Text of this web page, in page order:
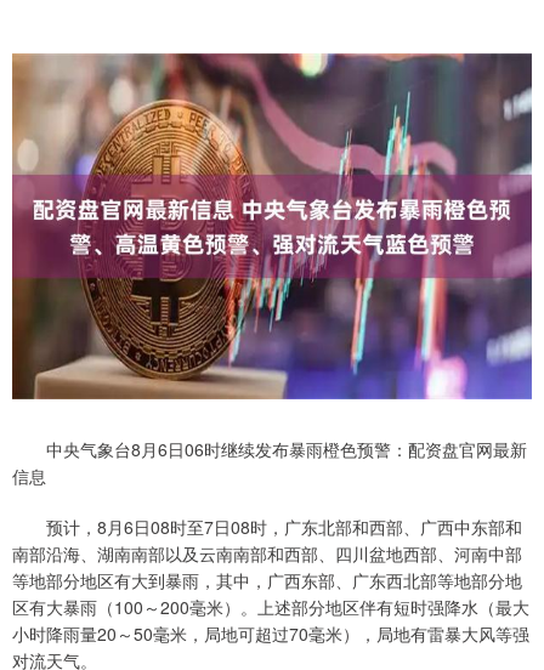
中央气象台8月6日06时继续发布暴雨橙色预警：配资盘官网最新
信息
预计，8月6日08时至7日08时，广东北部和西部、广西中东部和
南部沿海、湖南南部以及云南南部和西部、四川盆地西部、河南中部
等地部分地区有大到暴雨，其中，广西东部、广东西北部等地部分地
区有大暴雨（100～200毫米）。上述部分地区伴有短时强降水（最大
小时降雨量20～50毫米，局地可超过70毫米），局地有雷暴大风等强
对流天气。